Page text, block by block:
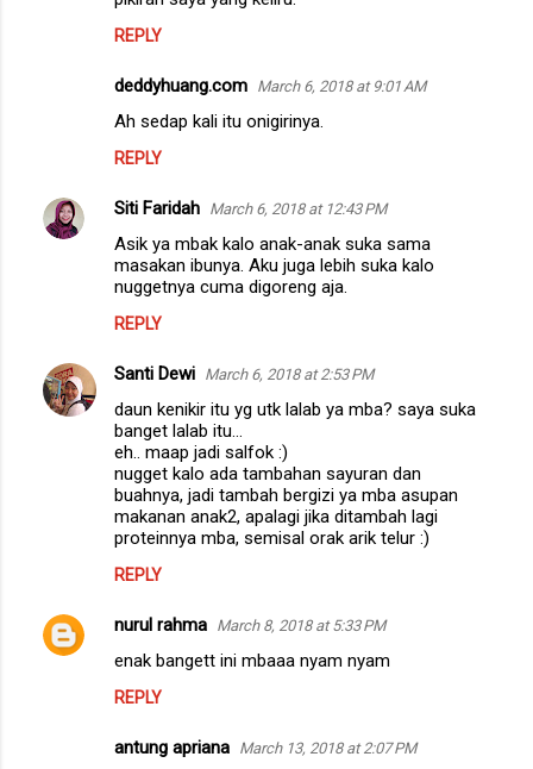
REPLY
deddyhuang.com March 6, 2018 at 9:01 AM
Ah sedap kali itu onigirinya.
REPLY
Siti Faridah March 6, 2018 at 12:43 PM
Asik ya mbak kalo anak-anak suka sama
masakan ibunya. Aku juga lebih suka kalo
nuggetnya cuma digoreng aja.
REPLY
Santi Dewi March 6, 2018 at 2:53 PM
daun kenikir itu yg utk lalab ya mba? saya suka
banget lalab itu...
eh.. maap jadi salfok :)
nugget kalo ada tambahan sayuran dan
buahnya, jadi tambah bergizi ya mba asupan
makanan anak2, apalagi jika ditambah lagi
proteinnya mba, semisal orak arik telur :)
REPLY
nurul rahma March 8, 2018 at 5:33 PM
enak bangett ini mbaaa nyam nyam
REPLY
antung apriana March 13, 2018 at 2:07 PM